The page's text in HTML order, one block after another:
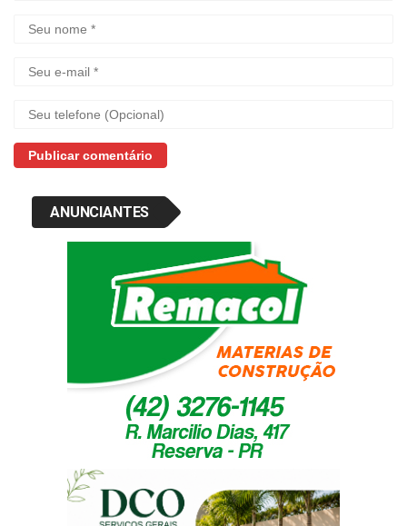
ANUNCIANTES